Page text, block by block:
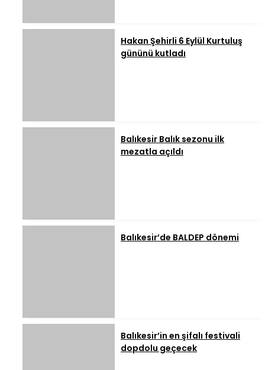
Hakan Şehirli 6 Eylül Kurtuluş
gününü kutladı
Balıkesir Balık sezonu ilk
mezatla açıldı
Balıkesir’de BALDEP dönemi
Balıkesir’in en şifalı festivali
dopdolu geçecek